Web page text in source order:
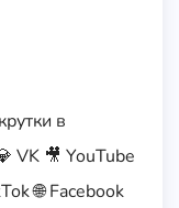
в
VK 🎥 YouTube
🌐 Facebook